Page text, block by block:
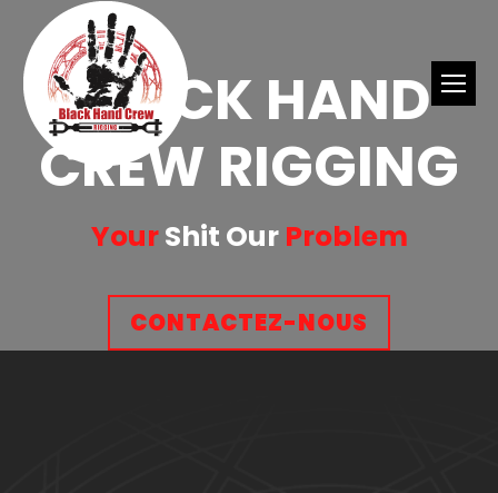
BLACK HAND
CREW RIGGING
YourShit Our Problem
CONTACTEZ-NOUS